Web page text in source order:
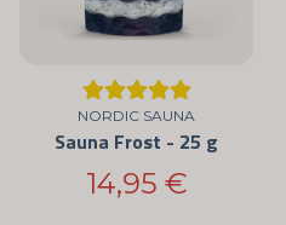
NORDIC SAUNA
Sauna Frost - 25 g
14,95 €